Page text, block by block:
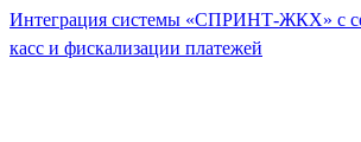
Интеграция системы «СПРИНТ-ЖКХ» с
касс и фискализации платежей